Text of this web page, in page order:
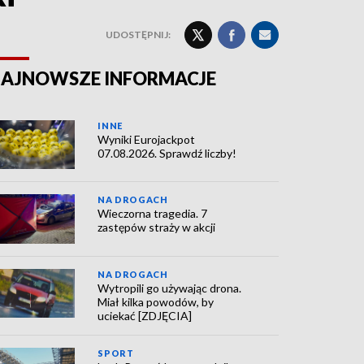
UDOSTĘPNIJ:
INFORMACJE
INNE
Wyniki Eurojackpot
07.08.2026. Sprawdź liczby!
NA DROGACH
Wieczorna tragedia. 7
zastępów straży w akcji
NA DROGACH
Wytropili go używając drona.
Miał kilka powodów, by
uciekać [ZDJĘCIA]
SPORT